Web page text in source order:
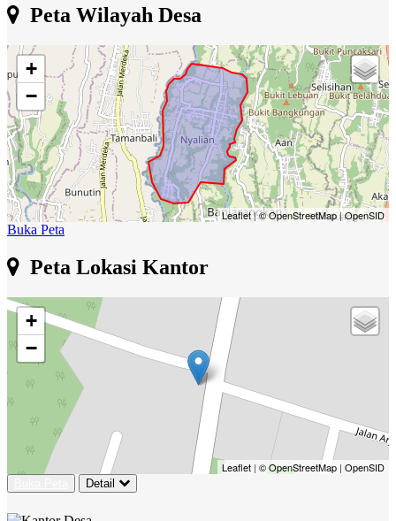
Peta Wilayah Desa
+
−
Leaflet|© OpenStreetMap|OpenSID
Buka Peta
Peta Lokasi Kantor
+
−
Leaflet | © OpenStreetMap | OpenSID
Detail